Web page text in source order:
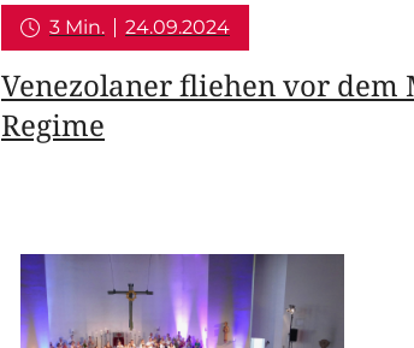
3 Min. 24.09.2024
Venezolaner fliehen vor dem
Regime